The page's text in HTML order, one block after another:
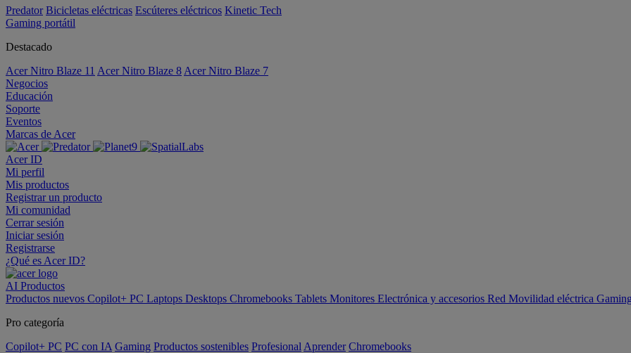
Predator Bicicletas eléctricas Escúteres eléctricos Kinetic Tech
Gaming portátil
Destacado
Acer Nitro Blaze 11 Acer Nitro Blaze 8 Acer Nitro Blaze 7
Negocios
Educación
Soporte
Eventos
Marcas de Acer
Acer ID
Mi perfil
Mis productos
Registrar un producto
Mi comunidad
Cerrar sesión
Iniciar sesión
Registrarse
¿Qué es Acer ID?
AI Productos
Productos nuevos Copilot+ PC Laptops Desktops Chromebooks Tablets Monitores Electrónica y accesorios Red Movilidad eléctrica
Pro categoría
Copilot+ PC PC con IA Gaming Productos sostenibles Profesional Aprender Chromebooks